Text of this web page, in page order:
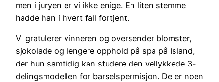
men i juryen er vi ikke enige. En liten stemme
hadde han i hvert fall fortjent.
Vi gratulerer vinneren og oversender blomster,
sjokolade og lengere opphold på spa på Island,
der hun samtidig kan studere den vellykkede 3-
delingsmodellen for barselspermisjon. De er noen